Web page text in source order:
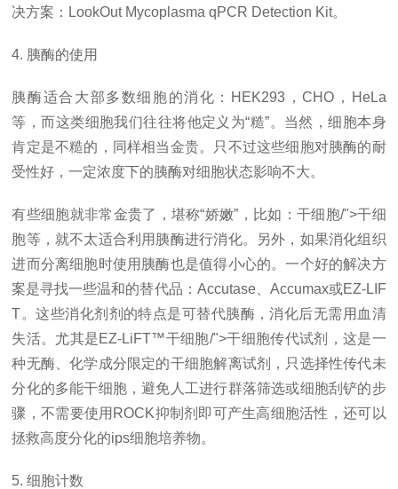
决方案：LookOut Mycoplasma qPCR Detection Kit。
4. 胰酶的使用
胰酶适合大部多数细胞的消化：HEK293，CHO，HeLa
等，而这类细胞我们往往将他定义为“糙”。当然，细胞本身
肯定是不糙的，同样相当金贵。只不过这些细胞对胰酶的耐
受性好，一定浓度下的胰酶对细胞状态影响不大。
有些细胞就非常金贵了，堪称“娇嫩”，比如：干细胞/">干细
胞等，就不太适合利用胰酶进行消化。另外，如果消化组织
进而分离细胞时使用胰酶也是值得小心的。一个好的解决方
案是寻找一些温和的替代品：Accutase、Accumax或EZ-LIF
T。这些消化剂剂的特点是可替代胰酶，消化后无需用血清
失活。尤其是EZ-LiFT™干细胞/">干细胞传代试剂，这是一
种无酶、化学成分限定的干细胞解离试剂，只选择性传代未
分化的多能干细胞，避免人工进行群落筛选或细胞刮铲的步
骤，不需要使用ROCK抑制剂即可产生高细胞活性，还可以
拯救高度分化的ips细胞培养物。
5. 细胞计数